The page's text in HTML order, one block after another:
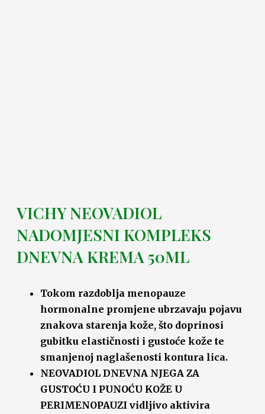
VICHY NEOVADIOL
NADOMJESNI KOMPLEKS
DNEVNA KREMA 50ML
Tokom razdoblja menopauze
hormonalne promjene ubrzavaju pojavu
znakova starenja kože, što doprinosi
gubitku elastičnosti i gustoće kože te
smanjenoj naglašenosti kontura lica.
NEOVADIOL DNEVNA NJEGA ZA
GUSTOĆU I PUNOĆU KOŽE U
PERIMENOPAUZI vidljivo aktivira